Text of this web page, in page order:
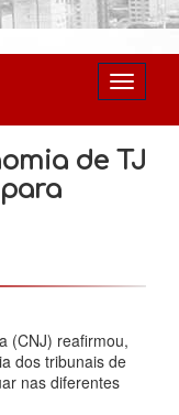
de TJ
(CNJ) reafirmou,
dos tribunais de
nas diferentes